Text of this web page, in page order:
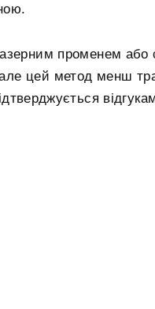
променем
цей метод менш